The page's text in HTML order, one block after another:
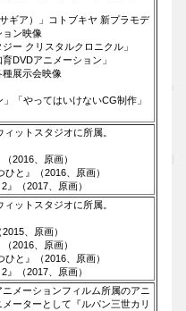
ギア）」コトブキヤ 新プラモデ
ョン映像
ー クリスタルクロニクル」
DVDアニメーション」
展示会映像
」「やってはいけないCG制作」
ットスタジオに所属。
2016、原画）
ひと』（2016、原画）
』（2017、原画）
ットスタジオに所属。
、原画）
2016、原画）
ひと』（2016、原画）
』（2017、原画）
メーションフィルム所属のアニ
ーターとして『ルパン三世カリ